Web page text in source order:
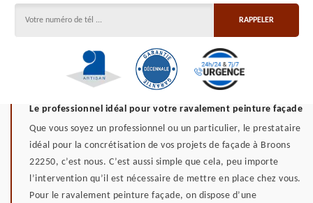
Le professionnel idéal pour votre ravalement peinture façade
Que vous soyez un professionnel ou un particulier, le prestataire
idéal pour la concrétisation de vos projets de façade à Broons
22250, c’est nous. C’est aussi simple que cela, peu importe
l’intervention qu’il est nécessaire de mettre en place chez vous.
Pour le ravalement peinture façade, on dispose d’une